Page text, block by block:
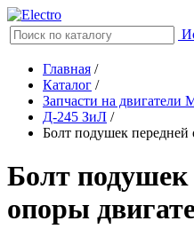
Главная /
Каталог /
Запчасти на двигатели
Д-245 ЗиЛ /
Болт подушек
Болт подушек
опоры